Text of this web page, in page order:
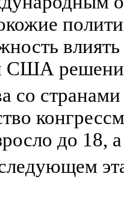
США
со
до 18,